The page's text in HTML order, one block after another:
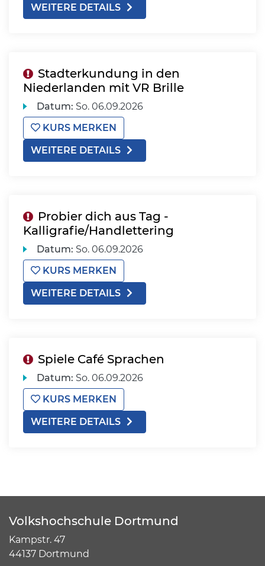
WEITERE DETAILS
Stadterkundung in den
Niederlanden mit VR Brille
Datum: So. 06.09.2026
KURS MERKEN
WEITERE DETAILS
Probier dich aus Tag -
Kalligrafie/Handlettering
Datum: So. 06.09.2026
KURS MERKEN
WEITERE DETAILS
Spiele Café Sprachen
Datum: So. 06.09.2026
KURS MERKEN
WEITERE DETAILS
Volkshochschule Dortmund
Kampstr. 47
44137 Dortmund